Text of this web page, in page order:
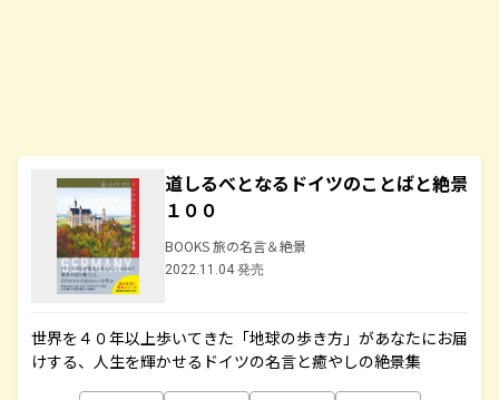
道しるべとなるドイツのことばと絶景
１００
BOOKS 旅の名言＆絶景
2022.11.04 発売
世界を４０年以上歩いてきた「地球の歩き方」があなたにお届
けする、人生を輝かせるドイツの名言と癒やしの絶景集